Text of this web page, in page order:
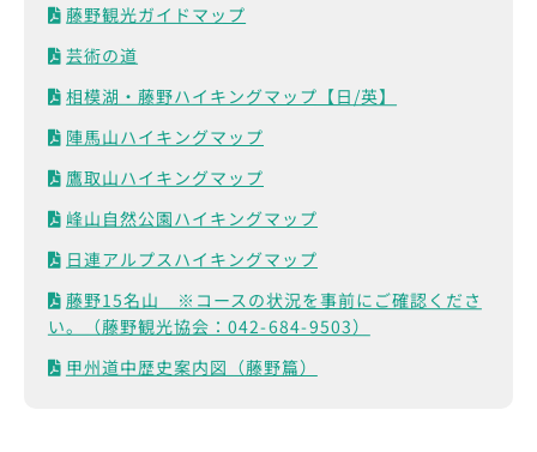
藤野観光ガイドマップ
芸術の道
相模湖・藤野ハイキングマップ【日/英】
陣馬山ハイキングマップ
鷹取山ハイキングマップ
峰山自然公園ハイキングマップ
日連アルプスハイキングマップ
藤野15名山 ※コースの状況を事前にご確認くださ
い。（藤野観光協会：042-684-9503）
甲州道中歴史案内図（藤野篇）